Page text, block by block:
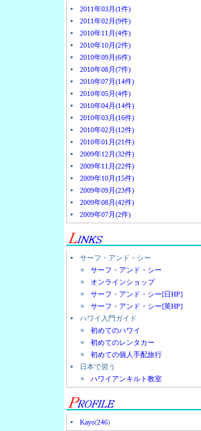
2011年03月(1件)
2011年02月(9件)
2010年11月(4件)
2010年10月(2件)
2010年09月(6件)
2010年08月(7件)
2010年07月(14件)
2010年05月(4件)
2010年04月(14件)
2010年03月(16件)
2010年02月(12件)
2010年01月(21件)
2009年12月(32件)
2009年11月(22件)
2009年10月(15件)
2009年09月(23件)
2009年08月(42件)
2009年07月(2件)
サーフ・アンド・シー
サーフ・アンド・シー
オンラインショップ
サーフ・アンド・シー[日HP]
サーフ・アンド・シー[英HP]
ハワイ入門ガイド
初めてのハワイ
初めてのレンタカー
初めての個人手配旅行
日本で習う
ハワイアンキルト教室
Kayo(246)